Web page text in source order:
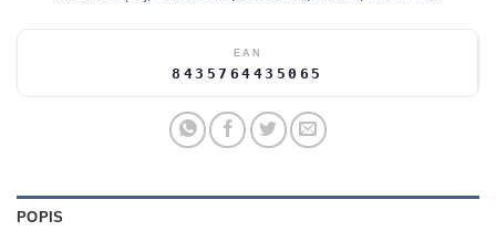
EAN
8435764435065
POPIS